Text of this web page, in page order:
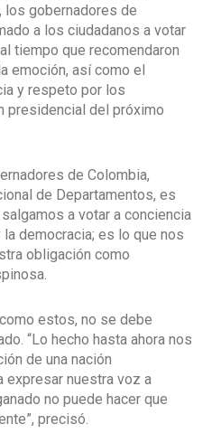
los gobernadores de
a los ciudadanos a votar
tiempo que recomendaron
emoción, así como el
y respeto por los
presidencial del próximo
de Colombia,
de Departamentos, es
a votar a conciencia
democracia; es lo que nos
obligación como
estos, no se debe
“Lo hecho hasta ahora nos
de una nación
expresar nuestra voz a
no puede hacer que
precisó.